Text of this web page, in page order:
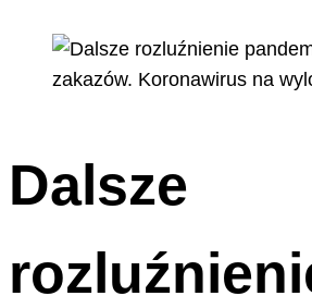
Dalsze